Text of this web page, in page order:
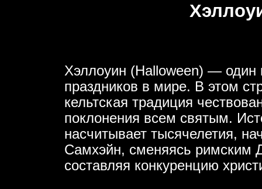
Хэллоуин (Halloween) — один
праздников в мире. В этом
кельтская традиция
поклонения всем святым.
насчитывает тысячелетия,
Самхэйн, сменяясь римским
составляя конкуренцию